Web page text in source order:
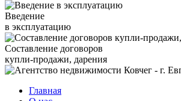
Введение
в эксплуатацию
Составление договоров
купли-продажи, дарения
Главная